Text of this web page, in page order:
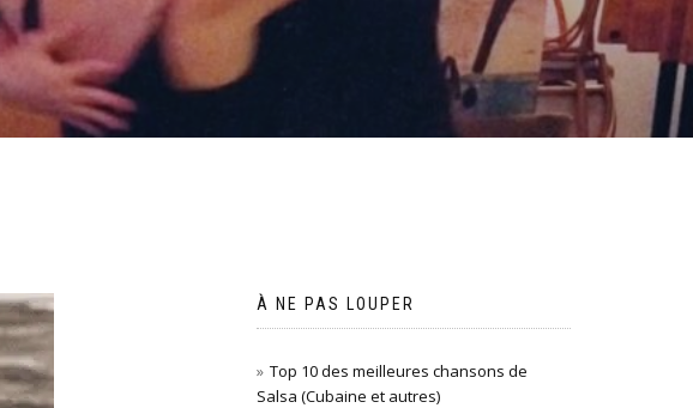
À NE PAS LOUPER
Top 10 des meilleures chansons de
Salsa (Cubaine et autres)